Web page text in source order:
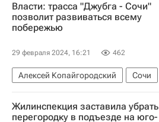
Власти: трасса "Джубга - Сочи"
позволит развиваться всему
побережью
29 февраля 2024, 16:21 462
Алексей Копайгородский Сочи
Жилинспекция заставила убрать
перегородку в подъезде на юго-